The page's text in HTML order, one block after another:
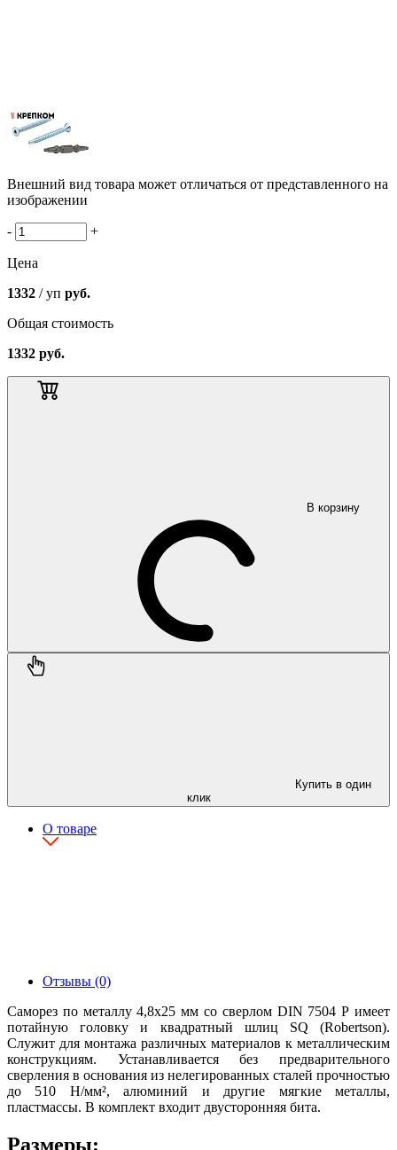
Внешний вид товара может отличаться от представленного на
изображении
- +
Цена
1332 / уп руб.
Общая стоимость
1332 руб.
В корзину
Купить в один
клик
О товаре
Отзывы (0)
Саморез по металлу 4,8х25 мм со сверлом DIN 7504 Р имеет
потайную головку и квадратный шлиц SQ (Robertson).
Служит для монтажа различных материалов к металлическим
конструкциям. Устанавливается без предварительного
сверления в основания из нелегированных сталей прочностью
до 510 Н/мм², алюминий и другие мягкие металлы,
пластмассы. В комплект входит двусторонняя бита.
Размеры: